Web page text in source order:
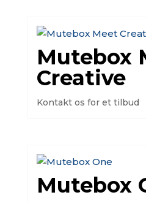
Mutebox
Creative
Kontakt os for et tilbud
Mutebox